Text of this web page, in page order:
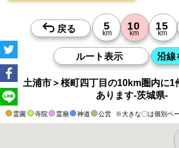
土浦市＞桜町四丁目の10km圏内に1
あります-茨城県-
霊園 寺院 霊廟 神道 公営 ※大きな〇は個別ペ